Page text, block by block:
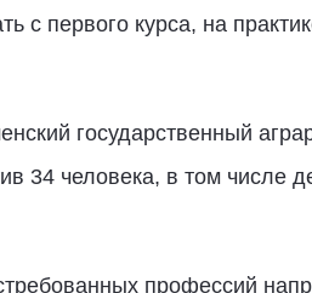
с первого курса, на
государственный
34 человека, в том числе
профессий